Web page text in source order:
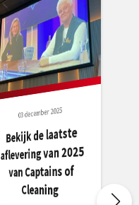
03 december 2025
Bekijk de laatste
aflevering van 2025
van Captains of
Cleaning